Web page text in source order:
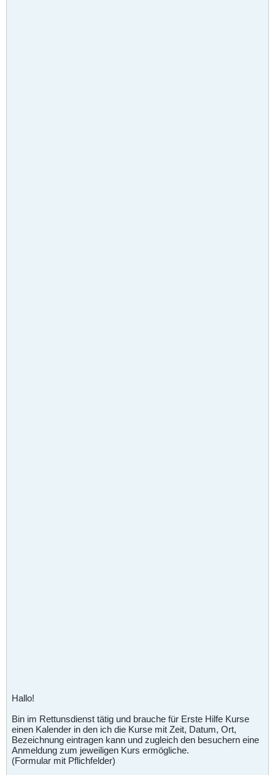
Hallo!
Bin im Rettunsdienst tätig und brauche für Erste Hilfe Kurse
einen Kalender in den ich die Kurse mit Zeit, Datum, Ort,
Bezeichnung eintragen kann und zugleich den besuchern eine
Anmeldung zum jeweiligen Kurs ermögliche.
(Formular mit Pflichfelder)